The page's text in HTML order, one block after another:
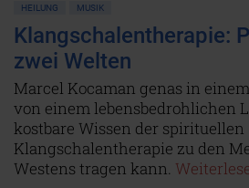
HEILUNG
MUSIK
Klangschalentherapie:
zwei Welten
Marcel Kocaman genas in
von einem lebensbedrohlichen
kostbare Wissen der spirituellen
Klangschalentherapie zu den
Westens tragen kann.